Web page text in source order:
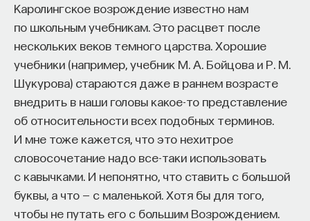
Каролингское возрождение известно нам
по школьным учебникам. Это расцвет после
нескольких веков темного царства. Хорошие
учебники (например, учебник М. А. Бойцова и Р. М.
Шукурова) стараются даже в раннем возрасте
внедрить в наши головы какое-то представление
об относительности всех подобных терминов.
И мне тоже кажется, что это нехитрое
словосочетание надо все-таки использовать
с кавычками. И непонятно, что ставить с большой
буквы, а что — с маленькой. Хотя бы для того,
чтобы не путать его с большим Возрождением.
Как философия помогает понять мир, в котором
мы живем, расширять собственные
представления об окружающей
действительности и познавать самого себя?
Ответы на эти и другие вопросы можно найти,
записавшисьна курс «Философский поиск:
начала».
Слушатели курса убедятся в том, что
философский поиск — это не только каскад
занимательных головоломок, но и набор
инструментов, жизненно необходимых для